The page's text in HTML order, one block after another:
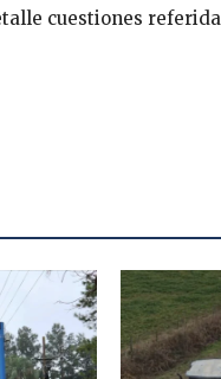
cuestiones